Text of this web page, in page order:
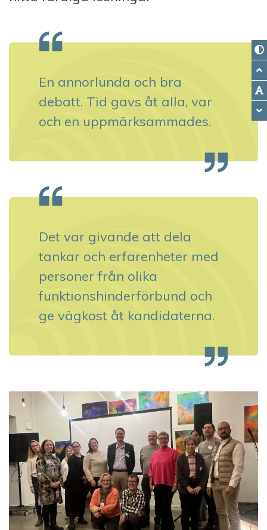
En annorlunda och bra
debatt. Tid gavs åt alla, var
och en uppmärksammades.
Det var givande att dela
tankar och erfarenheter med
personer från olika
funktionshinderförbund och
ge vägkost åt kandidaterna.